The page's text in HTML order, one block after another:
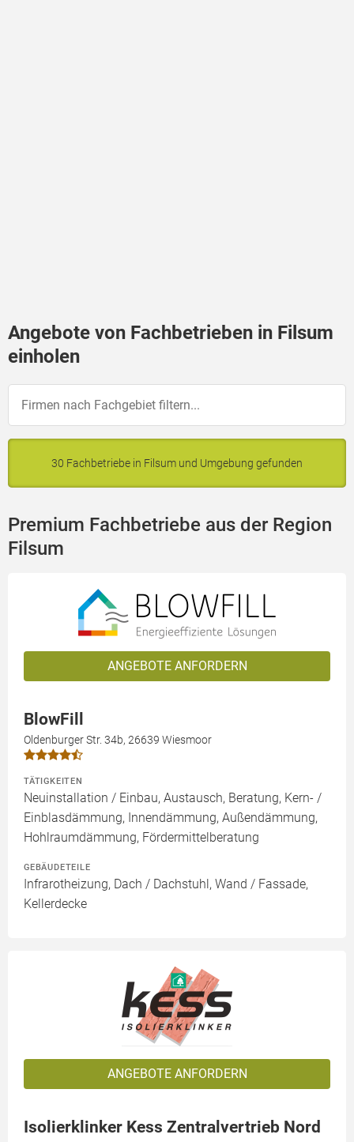
Angebote von Fachbetrieben in Filsum
einholen
30 Fachbetriebe in Filsum und Umgebung gefunden
Premium Fachbetriebe aus der Region
Filsum
ANGEBOTE ANFORDERN
BlowFill
Oldenburger Str. 34b, 26639 Wiesmoor
TÄTIGKEITEN
Neuinstallation / Einbau, Austausch, Beratung, Kern- /
Einblasdämmung, Innendämmung, Außendämmung,
Hohlraumdämmung, Fördermittelberatung
GEBÄUDETEILE
Infrarotheizung, Dach / Dachstuhl, Wand / Fassade,
Kellerdecke
ANGEBOTE ANFORDERN
Isolierklinker Kess Zentralvertrieb Nord